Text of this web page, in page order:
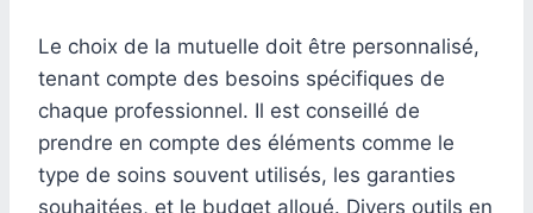
Le choix de la mutuelle doit être personnalisé,
tenant compte des besoins spécifiques de
chaque professionnel. Il est conseillé de
prendre en compte des éléments comme le
type de soins souvent utilisés, les garanties
souhaitées, et le budget alloué. Divers outils en